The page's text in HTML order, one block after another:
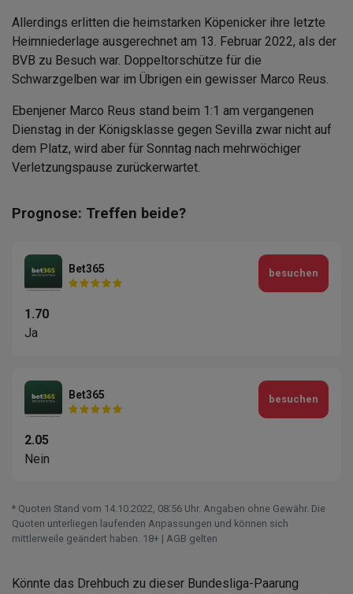
Allerdings erlitten die heimstarken Köpenicker ihre letzte
Heimniederlage ausgerechnet am 13. Februar 2022, als der
BVB zu Besuch war. Doppeltorschütze für die
Schwarzgelben war im Übrigen ein gewisser Marco Reus.
Ebenjener Marco Reus stand beim 1:1 am vergangenen
Dienstag in der Königsklasse gegen Sevilla zwar nicht auf
dem Platz, wird aber für Sonntag nach mehrwöchiger
Verletzungspause zurückerwartet.
Prognose: Treffen beide?
Bet365
1.70
Ja
besuchen
Bet365
2.05
Nein
besuchen
* Quoten Stand vom 14.10.2022‚ 08⁚56 Uhr. Angaben ohne Gewähr. Die
Quoten unterliegen laufenden Anpassungen und können sich
mittlerweile geändert haben. 18+ | AGB gelten
Könnte das Drehbuch zu dieser Bundesliga-Paarung